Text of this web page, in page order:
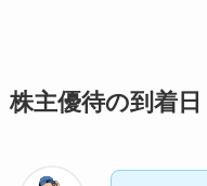
株主優待の到着日